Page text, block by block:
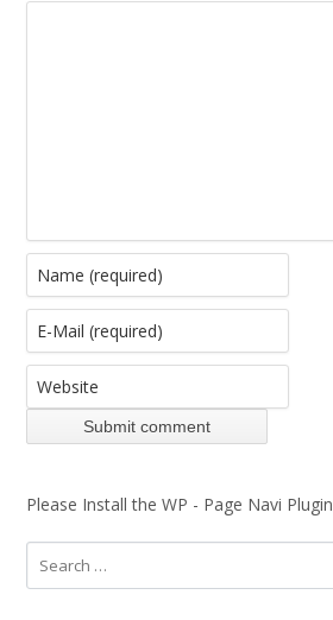
Please Install the WP - Page Navi Plugin